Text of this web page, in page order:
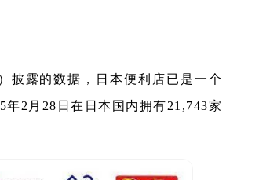
披露的数据，日本便利店已是一个
2月28日在日本国内拥有21,743家